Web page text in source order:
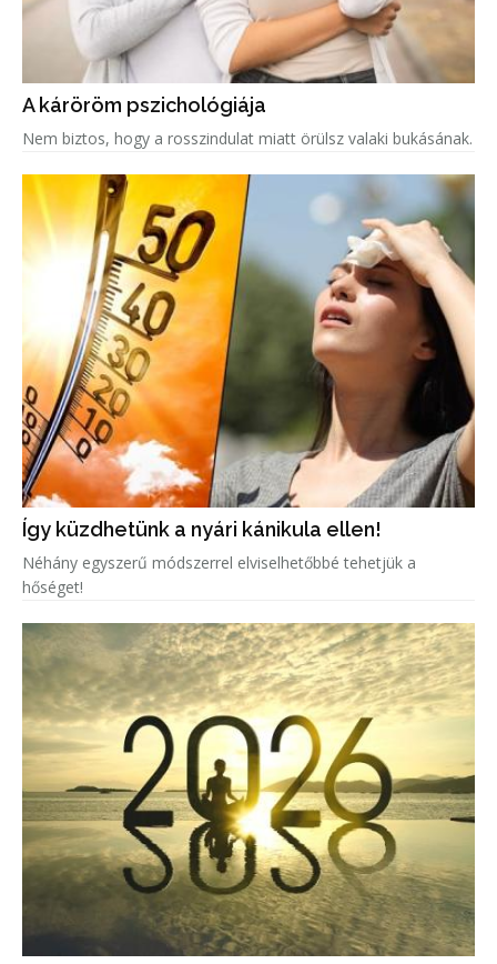
A káröröm pszichológiája
Nem biztos, hogy a rosszindulat miatt örülsz valaki bukásának.
Így küzdhetünk a nyári kánikula ellen!
Néhány egyszerű módszerrel elviselhetőbbé tehetjük a
hőséget!